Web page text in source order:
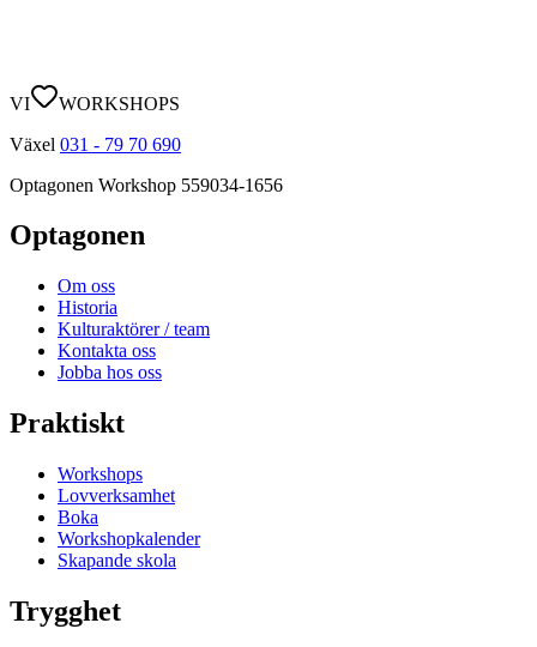
VI
WORKSHOPS
Växel 031 - 79 70 690
Optagonen Workshop 559034-1656
Optagonen
Om oss
Historia
Kulturaktörer / team
Kontakta oss
Jobba hos oss
Praktiskt
Workshops
Lovverksamhet
Boka
Workshopkalender
Skapande skola
Trygghet